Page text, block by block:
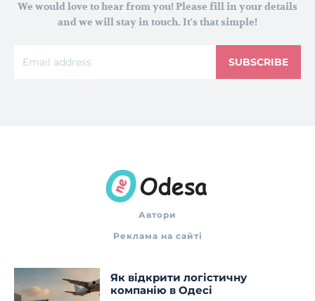
We would love to hear from you! Please fill in your details
and we will stay in touch. It's that simple!
SUBSCRIBE
Автори
Реклама на сайті
Як відкрити логістичну
компанію в Одесі